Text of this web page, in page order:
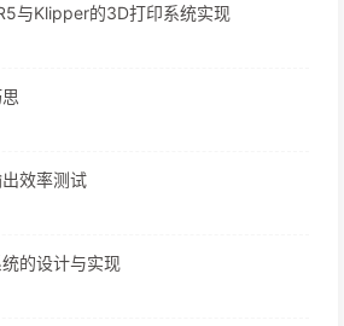
与Klipper的3D打印系统实现
效率测试
的设计与实现